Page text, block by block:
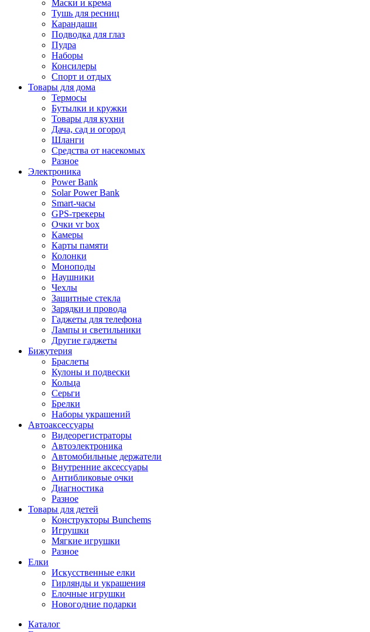
Маски и крема
Тушь для ресниц
Карандаши
Подводка для глаз
Пудра
Наборы
Консилеры
Спорт и отдых
Товары для дома
Термосы
Бутылки и кружки
Товары для кухни
Дача, сад и огород
Шланги
Средства от насекомых
Разное
Электроника
Power Bank
Solar Power Bank
Smart-часы
GPS-трекеры
Очки vr box
Камеры
Карты памяти
Колонки
Моноподы
Наушники
Чехлы
Защитные стекла
Зарядки и провода
Гаджеты для телефона
Лампы и светильники
Другие гаджеты
Бижутерия
Браслеты
Кулоны и подвески
Кольца
Серьги
Брелки
Наборы украшений
Автоаксессуары
Видеорегистраторы
Автоэлектроника
Автомобильные держатели
Внутренние аксессуары
Антибликовые очки
Диагностика
Разное
Товары для детей
Конструкторы Bunchems
Игрушки
Мягкие игрушки
Разное
Елки
Искусственные елки
Гирлянды и украшения
Елочные игрушки
Новогодние подарки
Каталог